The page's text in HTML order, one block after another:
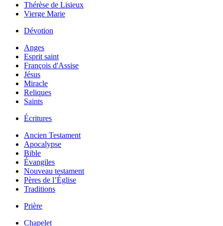
Thérèse de Lisieux
Vierge Marie
Dévotion
Anges
Esprit saint
François d'Assise
Jésus
Miracle
Reliques
Saints
Écritures
Ancien Testament
Apocalypse
Bible
Évangiles
Nouveau testament
Pères de l’Église
Traditions
Prière
Chapelet